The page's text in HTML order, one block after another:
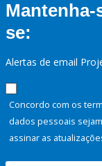
se:
Alertas de email
Concordo com os
dados pessoais
assinar as